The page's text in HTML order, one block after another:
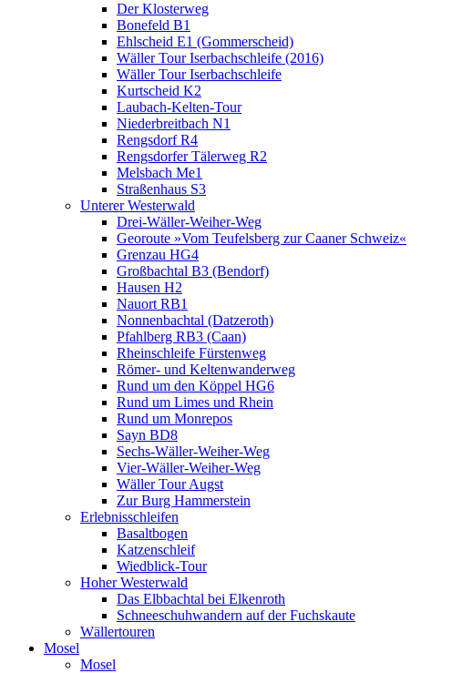
Der Klosterweg
Bonefeld B1
Ehlscheid E1 (Gommerscheid)
Wäller Tour Iserbachschleife (2016)
Wäller Tour Iserbachschleife
Kurtscheid K2
Laubach-Kelten-Tour
Niederbreitbach N1
Rengsdorf R4
Rengsdorfer Tälerweg R2
Melsbach Me1
Straßenhaus S3
Unterer Westerwald
Drei-Wäller-Weiher-Weg
Georoute »Vom Teufelsberg zur Caaner Schweiz«
Grenzau HG4
Großbachtal B3 (Bendorf)
Hausen H2
Nauort RB1
Nonnenbachtal (Datzeroth)
Pfahlberg RB3 (Caan)
Rheinschleife Fürstenweg
Römer- und Keltenwanderweg
Rund um den Köppel HG6
Rund um Limes und Rhein
Rund um Monrepos
Sayn BD8
Sechs-Wäller-Weiher-Weg
Vier-Wäller-Weiher-Weg
Wäller Tour Augst
Zur Burg Hammerstein
Erlebnisschleifen
Basaltbogen
Katzenschleif
Wiedblick-Tour
Hoher Westerwald
Das Elbbachtal bei Elkenroth
Schneeschuhwandern auf der Fuchskaute
Wällertouren
Mosel
Mosel